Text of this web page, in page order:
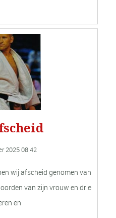
2025 08:42
wij afscheid genomen van
van zijn vrouw en drie
en